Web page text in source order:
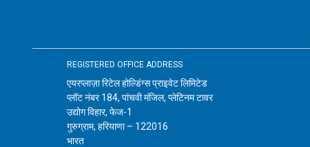
REGISTERED OFFICE ADDRESS
एयरप्लाज़ा रिटेल होल्डिंग्स प्राइवेट लिमिटेड
प्लॉट नंबर 184, पांचवी मंजिल, प्लेटिनम टावर
उद्योग विहार, फेज-1
गुरुग्राम, हरियाणा – 122016
भारत